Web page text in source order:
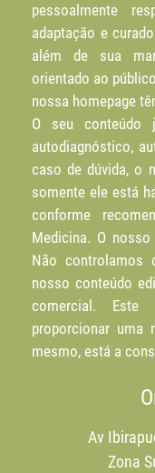
pessoalmente
adaptação e
além de sua
orientado ao
nossa homepage
O seu conteúdo
autodiagnóstico,
caso de dúvida, o
somente ele está
conforme
Medicina. O
Não
nosso conteúdo
comercial.
proporcionar uma
mesmo, está a
Av
Zona